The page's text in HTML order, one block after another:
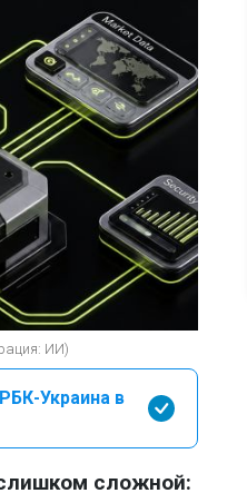
ИИ)
РБК-Украина в
сложной: